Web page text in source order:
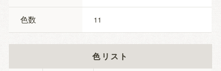
色数 11
色リスト